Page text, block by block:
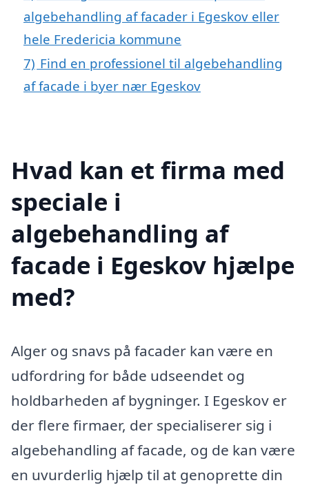
algebehandling af facader i Egeskov eller
hele Fredericia kommune
7) Find en professionel til algebehandling
af facade i byer nær Egeskov
Hvad kan et firma med
speciale i
algebehandling af
facade i Egeskov hjælpe
med?
Alger og snavs på facader kan være en
udfordring for både udseendet og
holdbarheden af bygninger. I Egeskov er
der flere firmaer, der specialiserer sig i
algebehandling af facade, og de kan være
en uvurderlig hjælp til at genoprette din